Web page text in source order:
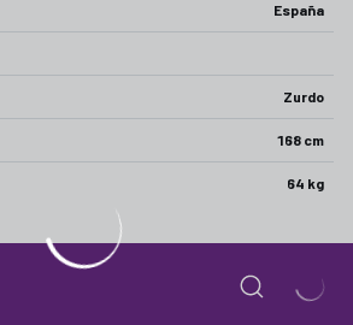
España
Zurdo
168 cm
64 kg